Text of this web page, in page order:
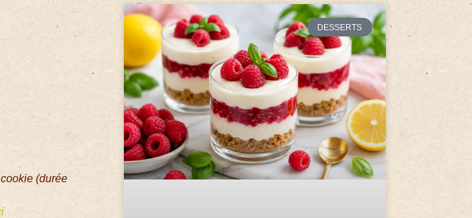
(durée
DESSERTS